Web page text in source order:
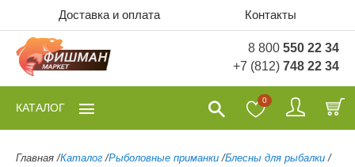
Доставка и оплата Контакты
8 800 550 22 34
+7 (812) 748 22 34
0
КАТАЛОГ
Главная /Каталог /Рыболовные приманки /Блесны для рыбалки /